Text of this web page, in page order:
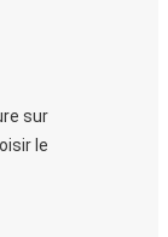
sur
le